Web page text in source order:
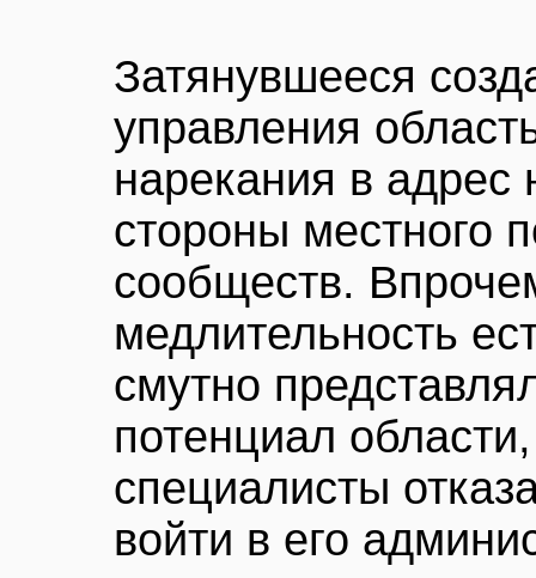
Затянувшееся
управления
нарекания в адрес
стороны местного
сообществ.
медлительность
смутно
потенциал
специалисты
войти в его